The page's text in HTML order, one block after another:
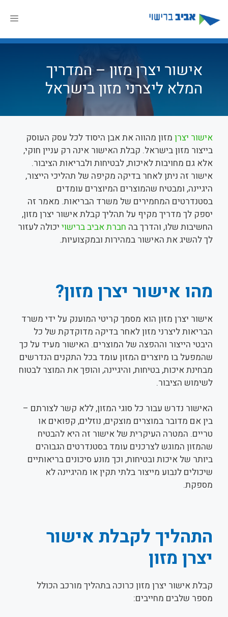
לתוכן
אישור יצרן מזון – המדריך
המלא ליצרני מזון בישראל
אישור יצרן מזון מהווה את אבן היסוד לכל עסק העוסק
בייצור מזון בישראל. קבלת האישור אינה רק עניין חוקי,
אלא גם מחויבות לאיכות, לבטיחות ולבריאות הציבור.
אישור זה ניתן לאחר בדיקה מקיפה של תהליכי הייצור,
היגיינה, ומבטיח שהמוצרים המיוצרים עומדים
בסטנדרטים המחמירים של משרד הבריאות. מאמר זה
יספק לך מדריך מקיף על תהליך קבלת אישור יצרן מזון,
החשיבות שלו, והדרך בה חברת אביב ברישוי יכולה לעזור
לך להשיג את האישור במהירות ובמקצועיות.
מהו אישור יצרן מזון?
אישור יצרן מזון הוא מסמך קריטי המוענק על ידי משרד
הבריאות ליצרני מזון לאחר בדיקה מדוקדקת של כל
היבטי הייצור וההפצה של המוצרים. האישור מעיד על כך
שהמפעל בו מיוצרים המזון עומד בכל התקנים הנדרשים
מבחינת איכות, בטיחות, והיגיינה, והופך את המוצר לבטוח
לשימוש הציבור.
האישור נדרש עבור כל סוגי המזון, ללא קשר לצורתם –
בין אם מדובר במוצרים מוצקים, נוזלים, קפואים או
טריים. המטרה העיקרית של אישור זה היא להבטיח
שהמזון המוגש לצרכנים עומד בסטנדרטים הגבוהים
ביותר של איכות ובטיחות, וכך מונע סיכונים בריאותיים
שיכולים לנבוע מייצור בלתי תקין או מהיגיינה לא
מספקת.
התהליך לקבלת אישור
יצרן מזון
קבלת אישור יצרן מזון כרוכה בתהליך מורכב הכולל
מספר שלבים מחייבים: